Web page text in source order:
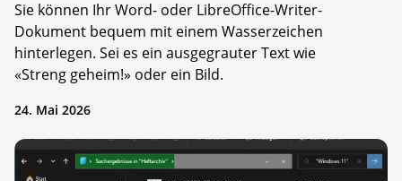
Sie können Ihr Word- oder LibreOffice-Writer-
Dokument bequem mit einem Wasserzeichen
hinterlegen. Sei es ein ausgegrauter Text wie
«Streng geheim!» oder ein Bild.
24. Mai 2026